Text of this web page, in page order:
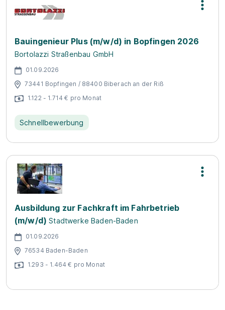
Bauingenieur Plus (m/w/d) in Bopfingen 2026
Bortolazzi Straßenbau GmbH
01.09.2026
73441 Bopfingen / 88400 Biberach an der Riß
1.122 - 1.714 € pro Monat
Schnellbewerbung
Ausbildung zur Fachkraft im Fahrbetrieb
(m/w/d) Stadtwerke Baden-Baden
01.09.2026
76534 Baden-Baden
1.293 - 1.464 € pro Monat